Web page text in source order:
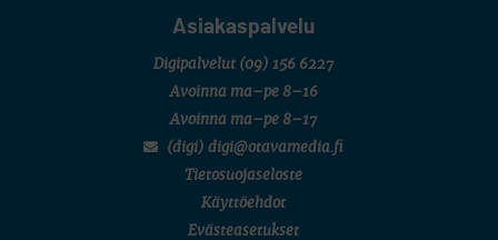
Asiakaspalvelu
Digipalvelut (09) 156 6227
Avoinna ma–pe 8–16
Avoinna ma–pe 8–17
(digi) digi@otavamedia.fi
Tietosuojaseloste
Käyttöehdot
Evästeasetukset